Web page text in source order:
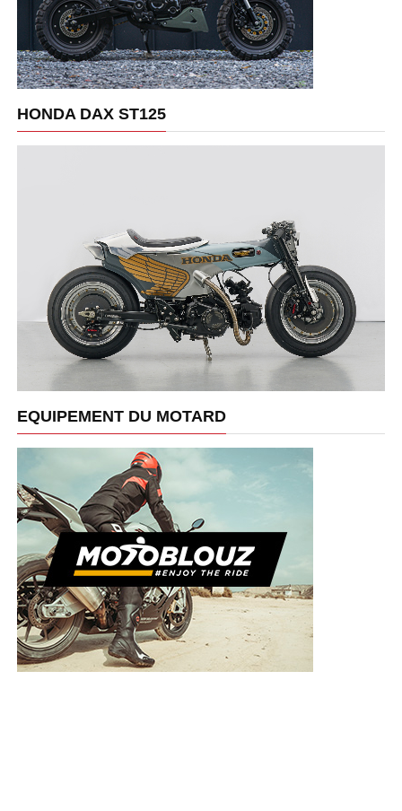
HONDA DAX ST125
EQUIPEMENT DU MOTARD